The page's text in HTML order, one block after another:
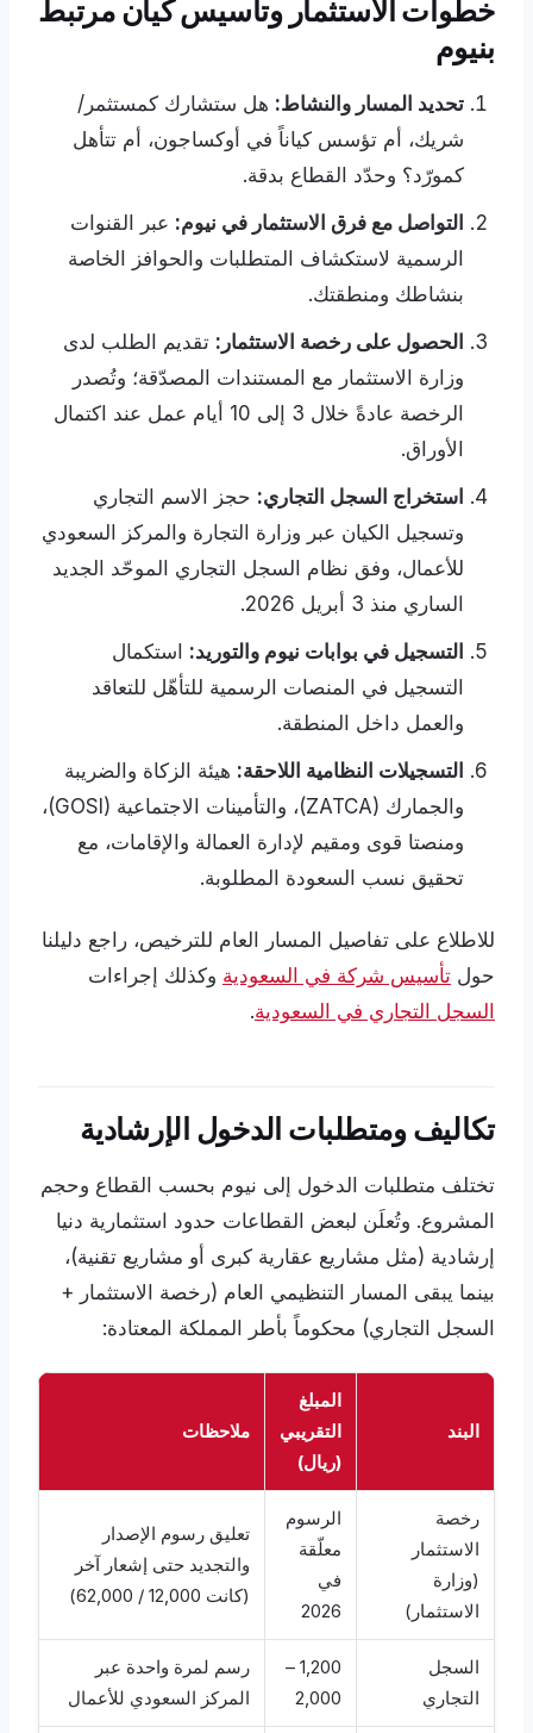
خطوات الاستثمار وتأسيس كيان مرتبط
بنيوم
تحديد المسار والنشاط: هل ستشارك كمستثمر/
شريك، أم تؤسس كياناً في أوكساجون، أم تتأهل
كمورّد؟ وحدّد القطاع بدقة.
التواصل مع فرق الاستثمار في نيوم: عبر القنوات
الرسمية لاستكشاف المتطلبات والحوافز الخاصة
بنشاطك ومنطقتك.
الحصول على رخصة الاستثمار: تقديم الطلب لدى
وزارة الاستثمار مع المستندات المصدّقة؛ وتُصدر
الرخصة عادةً خلال 3 إلى 10 أيام عمل عند اكتمال
الأوراق.
استخراج السجل التجاري: حجز الاسم التجاري
وتسجيل الكيان عبر وزارة التجارة والمركز السعودي
للأعمال، وفق نظام السجل التجاري الموحّد الجديد
الساري منذ 3 أبريل 2026.
التسجيل في بوابات نيوم والتوريد: استكمال
التسجيل في المنصات الرسمية للتأهّل للتعاقد
والعمل داخل المنطقة.
التسجيلات النظامية اللاحقة: هيئة الزكاة والضريبة
والجمارك (ZATCA)، والتأمينات الاجتماعية (GOSI)،
ومنصتا قوى ومقيم لإدارة العمالة والإقامات، مع
تحقيق نسب السعودة المطلوبة.
للاطلاع على تفاصيل المسار العام للترخيص، راجع دليلنا
حول تأسيس شركة في السعودية وكذلك إجراءات
السجل التجاري في السعودية.
تكاليف ومتطلبات الدخول الإرشادية
تختلف متطلبات الدخول إلى نيوم بحسب القطاع وحجم
المشروع. وتُعلَن لبعض القطاعات حدود استثمارية دنيا
إرشادية (مثل مشاريع عقارية كبرى أو مشاريع تقنية)،
بينما يبقى المسار التنظيمي العام (رخصة الاستثمار +
السجل التجاري) محكوماً بأطر المملكة المعتادة:
البند
المبلغ
التقريبي
(ريال)
ملاحظات
رخصة
الاستثمار
(وزارة
الاستثمار)
الرسوم
معلّقة
في
2026
تعليق رسوم الإصدار
والتجديد حتى إشعار آخر
(كانت 12,000 / 62,000)
السجل
التجاري
1,200 –
2,000
رسم لمرة واحدة عبر
المركز السعودي للأعمال